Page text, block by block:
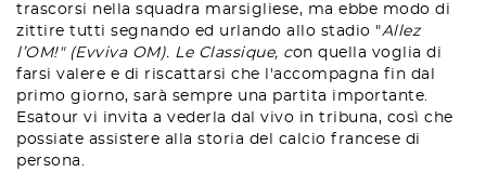
trascorsi nella squadra marsigliese, ma ebbe modo di
zittire tutti segnando ed urlando allo stadio "Allez
l’OM!" (Evviva OM). Le Classique, con quella voglia di
farsi valere e di riscattarsi che l'accompagna fin dal
primo giorno, sarà sempre una partita importante.
Esatour vi invita a vederla dal vivo in tribuna, così che
possiate assistere alla storia del calcio francese di
persona.